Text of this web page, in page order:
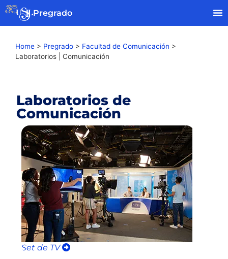
Pregrado
Home > Pregrado > Facultad de Comunicación >
Laboratorios | Comunicación
Laboratorios de
Comunicación
Set de TV